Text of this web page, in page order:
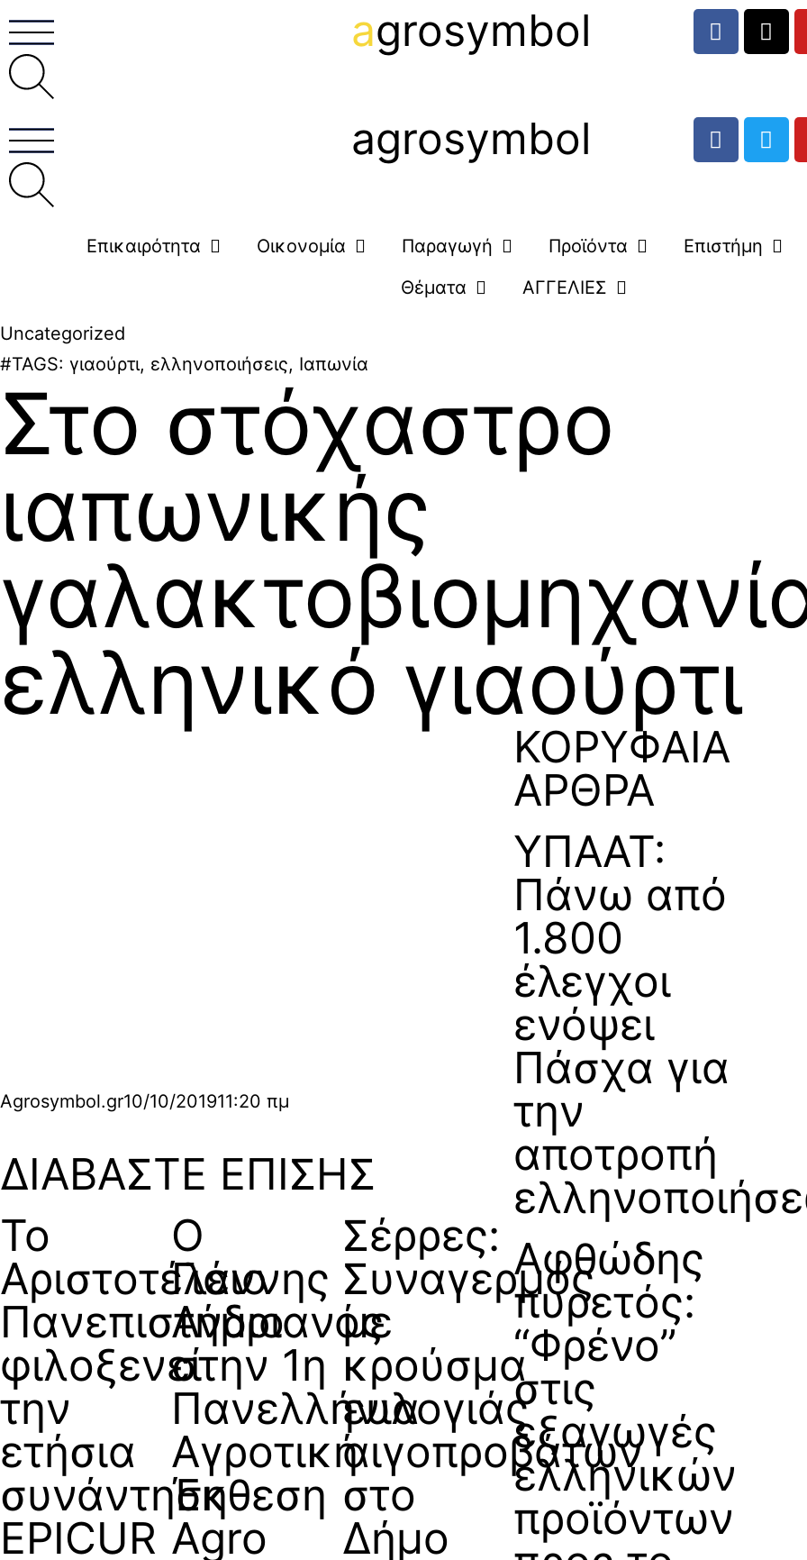
agrosymbol
agrosymbol
Επικαιρότητα Οικονομία Παραγωγή Προϊόντα
Επιστήμη
Θέματα
ΑΓΓΕΛΙΕΣ
Uncategorized
#TAGS: γιαούρτι, ελληνοποιήσεις, Ιαπωνία
Στο στόχαστρο
ιαπωνικής
ελληνικό γιαούρτι
Agrosymbol.gr10/10/201911:20 πμ
ΔΙΑΒΑΣΤΕ ΕΠΙΣΗΣ
Το
Αριστοτέλειο
Πανεπιστήμιο
φιλοξενεί
την
ετήσια
συνάντηση
EPICUR
Ο
Γιάννης
Ανδριανός
στην 1η
Πανελλήνια
Αγροτική
Έκθεση
Agro
Σέρρες:
Συναγερμός
με
κρούσμα
ευλογιάς
αιγοπροβάτων
στο
Δήμο
ΚΟΡΥΦΑΙΑ
ΑΡΘΡΑ
ΥΠΑΑΤ:
Πάνω από
1.800
έλεγχοι
ενόψει
Πάσχα για
την
αποτροπή
Αφθώδης
πυρετός:
“Φρένο”
στις
εξαγωγές
ελληνικών
προϊόντων